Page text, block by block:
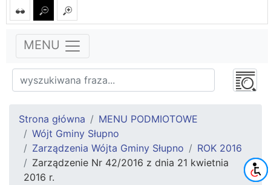
MENU
Strona główna
MENU PODMIOTOWE
Wójt Gminy Słupno
Zarządzenia Wójta Gminy Słupno
ROK 2016
Zarządzenie Nr 42/2016 z dnia 21 kwietnia
2016 r.